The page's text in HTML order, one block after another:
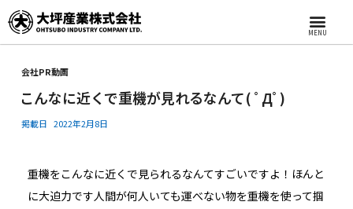
MENU
会社PR動画
こんなに近くで重機が見れるなんて( ﾟДﾟ)
掲載日 2022年2月8日
重機をこんなに近くで見られるなんてすごいですよ！ほんと
に大迫力です人間が何人いても運べない物を重機を使って掴